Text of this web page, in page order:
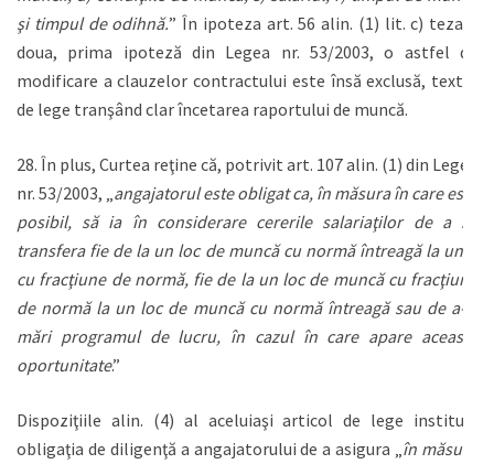
şi timpul de odihnă.” În ipoteza art. 56 alin. (1) lit. c) teza a
doua, prima ipoteză din Legea nr. 53/2003, o astfel de
modificare a clauzelor contractului este însă exclusă, textul
de lege tranşând clar încetarea raportului de muncă.
28. În plus, Curtea reţine că, potrivit art. 107 alin. (1) din Legea
nr. 53/2003, „ angajatorul este obligat ca, în măsura în care este
posibil, să ia în considerare cererile salariaţilor de a se
transfera fie de la un loc de muncă cu normă întreagă la unul
cu fracţiune de normă, fie de la un loc de muncă cu fracţiune
de normă la un loc de muncă cu normă întreagă sau de a-şi
mări programul de lucru, în cazul în care apare această
oportunitate.”
Dispoziţiile alin. (4) al aceluiaşi articol de lege instituie
obligaţia de diligenţă a angajatorului de a asigura „ în măsura